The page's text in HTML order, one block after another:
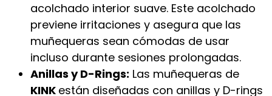
acolchado interior suave. Este acolchado
previene irritaciones y asegura que las
muñequeras sean cómodas de usar
incluso durante sesiones prolongadas.
Anillas y D-Rings: Las muñequeras de
KINK están diseñadas con anillas y D-rings